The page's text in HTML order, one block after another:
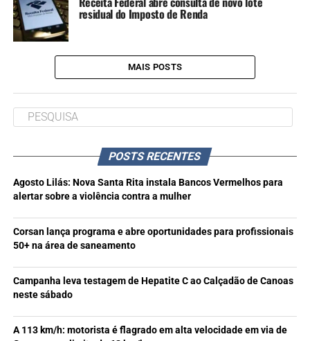
residual do Imposto de Renda
MAIS POSTS
POSTS RECENTES
Agosto Lilás: Nova Santa Rita instala Bancos Vermelhos para
alertar sobre a violência contra a mulher
Corsan lança programa e abre oportunidades para profissionais
50+ na área de saneamento
Campanha leva testagem de Hepatite C ao Calçadão de Canoas
neste sábado
A 113 km/h: motorista é flagrado em alta velocidade em via de